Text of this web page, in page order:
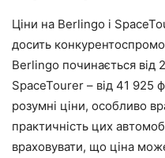
Ціни на Berlingo і
досить
Berlingo починається від
SpaceTourer – від 41 925
розумні ціни, особливо
практичність цих
враховувати, що ціна